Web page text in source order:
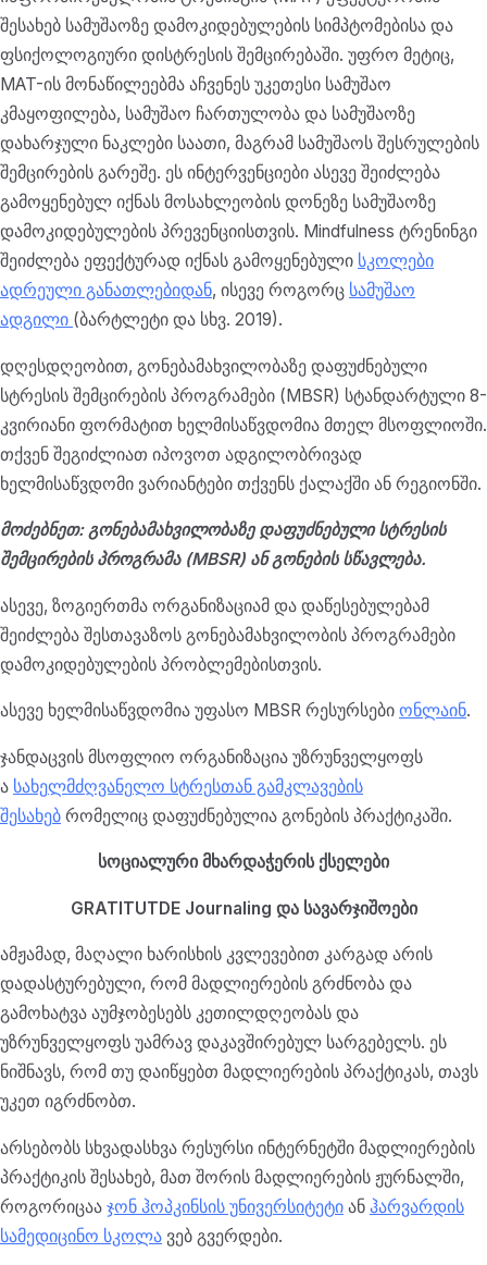
შესახებ სამუშაოზე დამოკიდებულების სიმპტომებისა და
ფსიქოლოგიური დისტრესის შემცირებაში. უფრო მეტიც,
MAT-ის მონაწილეებმა აჩვენეს უკეთესი სამუშაო
კმაყოფილება, სამუშაო ჩართულობა და სამუშაოზე
დახარჯული ნაკლები საათი, მაგრამ სამუშაოს შესრულების
შემცირების გარეშე. ეს ინტერვენციები ასევე შეიძლება
გამოყენებულ იქნას მოსახლეობის დონეზე სამუშაოზე
დამოკიდებულების პრევენციისთვის. Mindfulness ტრენინგი
შეიძლება ეფექტურად იქნას გამოყენებული სკოლები
ადრეული განათლებიდან, ისევე როგორც სამუშაო
ადგილი (ბარტლეტი და სხვ. 2019).
დღესდღეობით, გონებამახვილობაზე დაფუძნებული
სტრესის შემცირების პროგრამები (MBSR) სტანდარტული 8-
კვირიანი ფორმატით ხელმისაწვდომია მთელ მსოფლიოში.
თქვენ შეგიძლიათ იპოვოთ ადგილობრივად
ხელმისაწვდომი ვარიანტები თქვენს ქალაქში ან რეგიონში.
მოძებნეთ: გონებამახვილობაზე დაფუძნებული სტრესის
შემცირების პროგრამა (MBSR) ან გონების სწავლება.
ასევე, ზოგიერთმა ორგანიზაციამ და დაწესებულებამ
შეიძლება შესთავაზოს გონებამახვილობის პროგრამები
დამოკიდებულების პრობლემებისთვის.
ასევე ხელმისაწვდომია უფასო MBSR რესურსები ონლაინ.
ჯანდაცვის მსოფლიო ორგანიზაცია უზრუნველყოფს
ა სახელმძღვანელო სტრესთან გამკლავების
შესახებ რომელიც დაფუძნებულია გონების პრაქტიკაში.
სოციალური მხარდაჭერის ქსელები
GRATITUTDE Journaling და სავარჯიშოები
ამჟამად, მაღალი ხარისხის კვლევებით კარგად არის
დადასტურებული, რომ მადლიერების გრძნობა და
გამოხატვა აუმჯობესებს კეთილდღეობას და
უზრუნველყოფს უამრავ დაკავშირებულ სარგებელს. ეს
ნიშნავს, რომ თუ დაიწყებთ მადლიერების პრაქტიკას, თავს
უკეთ იგრძნობთ.
არსებობს სხვადასხვა რესურსი ინტერნეტში მადლიერების
პრაქტიკის შესახებ, მათ შორის მადლიერების ჟურნალში,
როგორიცაა ჯონ ჰოპკინსის უნივერსიტეტი ან ჰარვარდის
სამედიცინო სკოლა ვებ გვერდები.